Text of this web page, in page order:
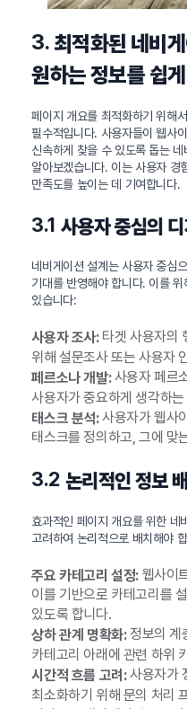
3. 최적화된 네비
원하는 정보를 쉽
페이지 개요를 최적화하기 위해
필수적입니다. 사용자들이 웹사
신속하게 찾을 수 있도록 돕는
알아보겠습니다. 이는 사용자 경
만족도를 높이는 데 기여합니다.
3.1 사용자 중심의
네비게이션 설계는 사용자 중심
기대를 반영해야 합니다. 이를
있습니다:
사용자 조사:타겟 사용자의
위해 설문조사 또는 사용자
페르소나 개발:사용자 페르
사용자가 중요하게 생각하
태스크 분석:사용자가 웹사
태스크를 정의하고, 그에 맞
3.2 논리적인 정보
효과적인 페이지 개요를 위한 네
고려하여 논리적으로 배치해야
주요 카테고리 설정:웹사이
이를 기반으로 카테고리를
있도록 합니다.
상하 관계 명확화:정보의 계
카테고리 아래에 관련 하위
시간적 흐름 고려:사용자가
최소화하기 위해 문의 처리